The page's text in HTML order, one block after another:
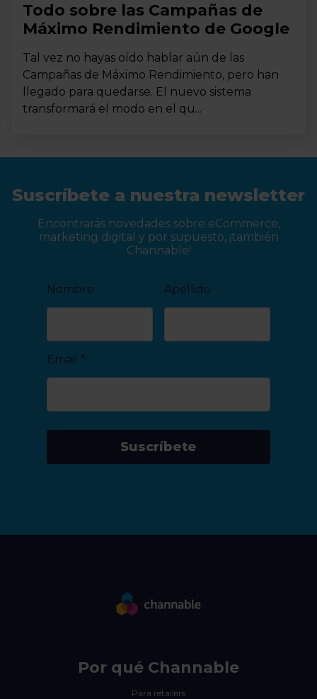
Todo sobre las Campañas de
Máximo Rendimiento de Google
Tal vez no hayas oído hablar aún de las
Campañas de Máximo Rendimiento, pero han
llegado para quedarse. El nuevo sistema
transformará el modo en el qu...
Suscríbete a nuestra newsletter
Encontrarás novedades sobre eCommerce,
marketing digital y por supuesto, ¡también
Channable!
Nombre Apellido
Email *
Suscríbete
Por qué Channable
Para retailers